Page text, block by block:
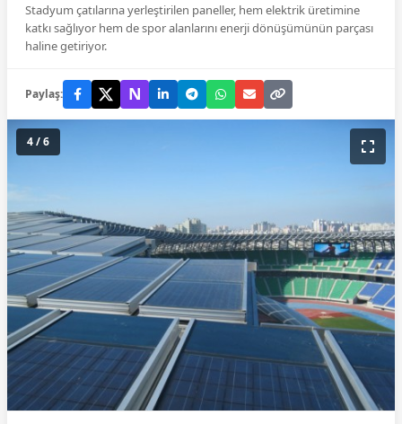
Stadyum çatılarına yerleştirilen paneller, hem elektrik üretimine
katkı sağlıyor hem de spor alanlarını enerji dönüşümünün parçası
haline getiriyor.
Paylaş: N
4 / 6